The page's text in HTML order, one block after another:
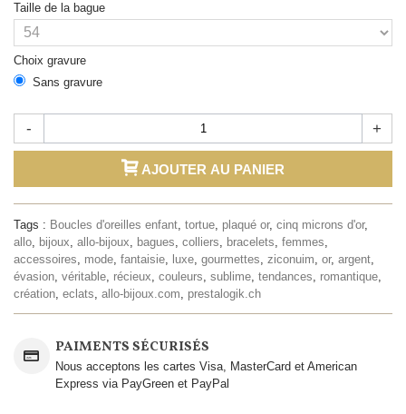
Taille de la bague
Choix gravure
Sans gravure
- +
AJOUTER AU PANIER
Tags : Boucles d'oreilles enfant tortue plaqué or, cinq microns d'or,
allo bijoux allo-bijoux bagues colliers bracelets femmes
accessoires
mode fantaisie luxe gourmettes ziconuim or, argent
évasion véritable récieux couleurs sublime tendances romantique
création eclats allo-bijoux.com prestalogik.ch
PAIMENTS SÉCURISÉS
Nous acceptons les cartes Visa, MasterCard et American
Express via PayGreen et PayPal